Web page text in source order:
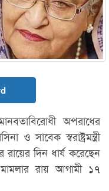
অপরাধের
ও সাবেক স্বরাষ্ট্রমন্ত্রী
দিন ধার্য করেছেন
রায় আগামী ১৭